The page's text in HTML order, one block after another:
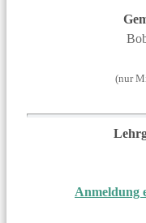
(nur
Anmeldung